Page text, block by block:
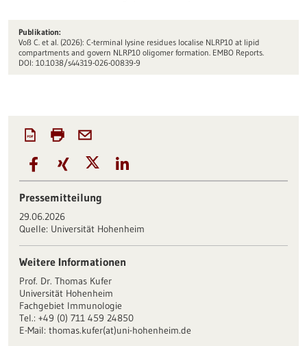
Publikation:
Voß C. et al. (2026): C-terminal lysine residues localise NLRP10 at lipid
compartments and govern NLRP10 oligomer formation. EMBO Reports.
DOI: 10.1038/s44319-026-00839-9
Pressemitteilung
29.06.2026
Quelle: Universität Hohenheim
Weitere Informationen
Prof. Dr. Thomas Kufer
Universität Hohenheim
Fachgebiet Immunologie
Tel.: +49 (0) 711 459 24850
E-Mail: thomas.kufer(at)uni-hohenheim.de